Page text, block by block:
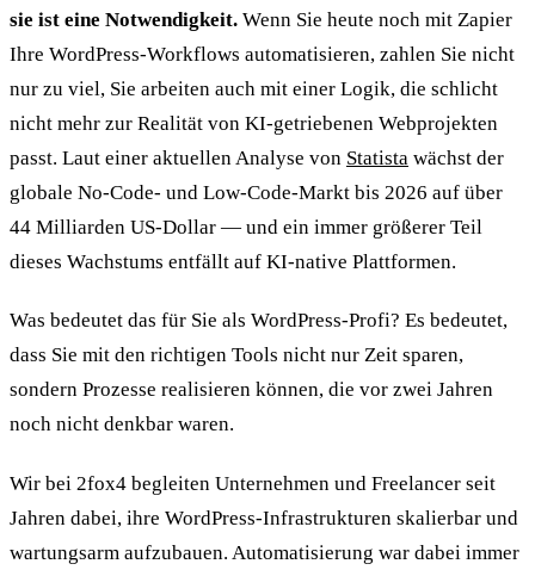
sie ist eine Notwendigkeit. Wenn Sie heute noch mit Zapier
Ihre WordPress-Workflows automatisieren, zahlen Sie nicht
nur zu viel, Sie arbeiten auch mit einer Logik, die schlicht
nicht mehr zur Realität von KI-getriebenen Webprojekten
passt. Laut einer aktuellen Analyse von Statista wächst der
globale No-Code- und Low-Code-Markt bis 2026 auf über
44 Milliarden US-Dollar — und ein immer größerer Teil
dieses Wachstums entfällt auf KI-native Plattformen.
Was bedeutet das für Sie als WordPress-Profi? Es bedeutet,
dass Sie mit den richtigen Tools nicht nur Zeit sparen,
sondern Prozesse realisieren können, die vor zwei Jahren
noch nicht denkbar waren.
Wir bei 2fox4 begleiten Unternehmen und Freelancer seit
Jahren dabei, ihre WordPress-Infrastrukturen skalierbar und
wartungsarm aufzubauen. Automatisierung war dabei immer